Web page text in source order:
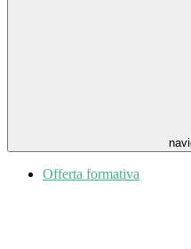
Offerta formativa